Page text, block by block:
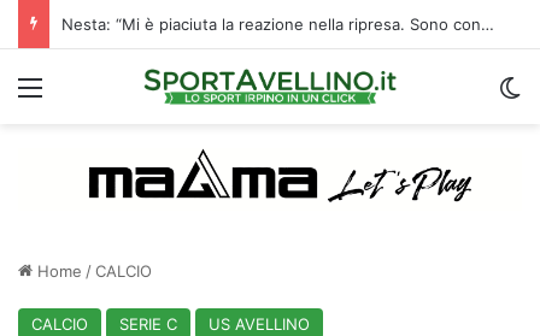
Nesta: “Mi è piaciuta la reazione nella ripresa. Sono contento di essere qua”
Menu
Home /CALCIO
CALCIO SERIE C US AVELLINO